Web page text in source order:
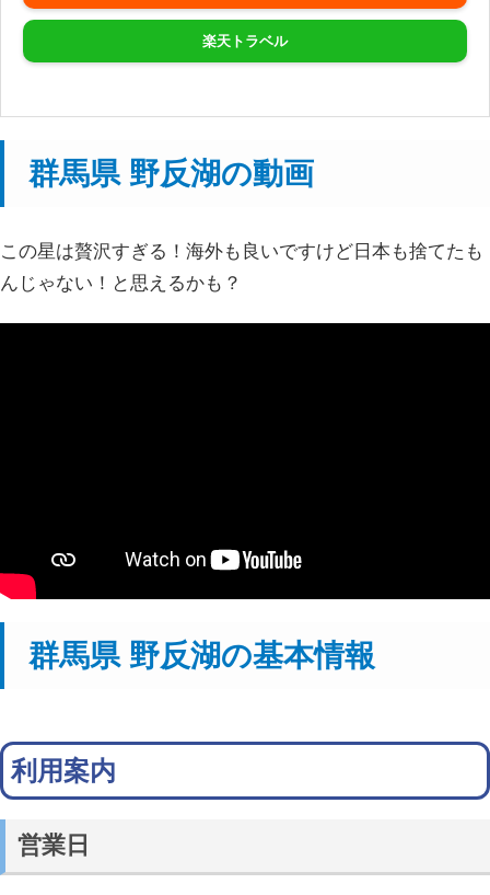
楽天トラベル
群馬県 野反湖の動画
この星は贅沢すぎる！海外も良いですけど日本も捨てたも
んじゃない！と思えるかも？
群馬県 野反湖の基本情報
利用案内
営業日